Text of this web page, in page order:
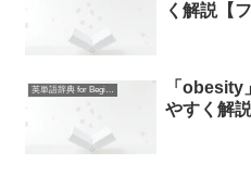
く解説【
英単語辞典 for Beginners
「obesity
やすく解